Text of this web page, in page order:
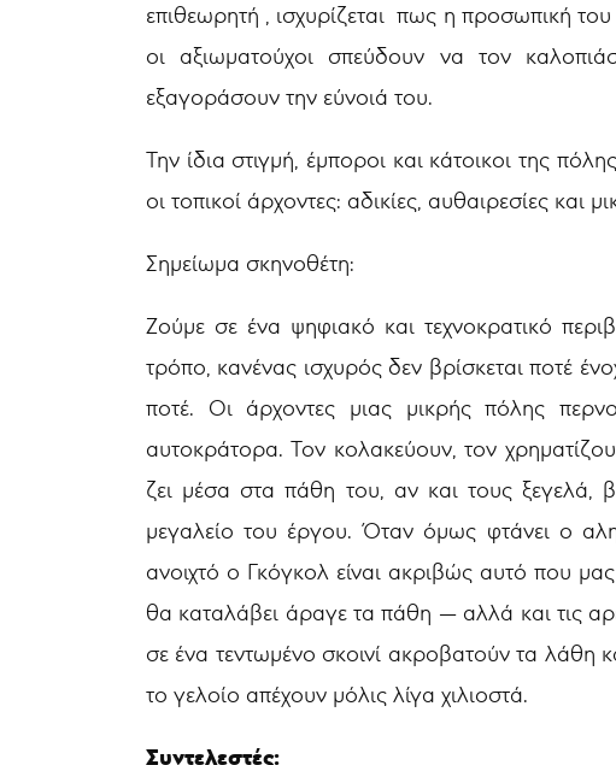
επιθεωρητή , ισχυρίζεται πως η προσωπική
οι αξιωματούχοι σπεύδουν να τον
εξαγοράσουν την εύνοιά του.
Την ίδια στιγμή, έμποροι και κάτοικοι της
οι τοπικοί άρχοντες: αδικίες, αυθαιρεσίες και
Σημείωμα σκηνοθέτη:
Ζούμε σε ένα ψηφιακό και τεχνοκρατικό
τρόπο, κανένας ισχυρός δεν βρίσκεται ποτέ
ποτέ. Οι άρχοντες μιας μικρής πόλης
αυτοκράτορα. Τον κολακεύουν, τον
ζει μέσα στα πάθη του, αν και τους ξεγελά,
μεγαλείο του έργου. Όταν όμως φτάνει ο
ανοιχτό ο Γκόγκολ είναι ακριβώς αυτό που
θα καταλάβει άραγε τα πάθη — αλλά και τις
σε ένα τεντωμένο σκοινί ακροβατούν τα λάθη
το γελοίο απέχουν μόλις λίγα χιλιοστά.
Συντελεστές: